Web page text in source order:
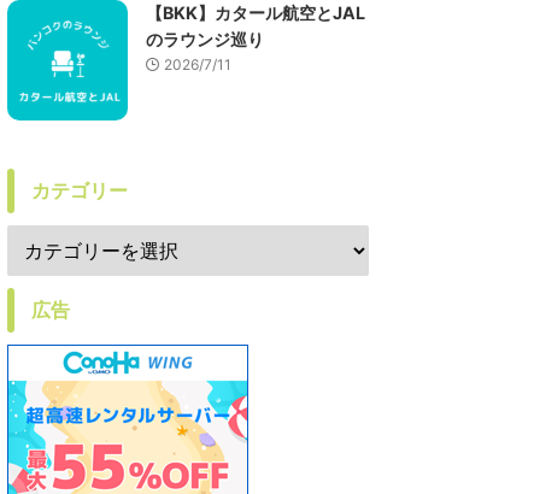
【BKK】カタール航空とJAL
のラウンジ巡り
2026/7/11
カテゴリー
広告